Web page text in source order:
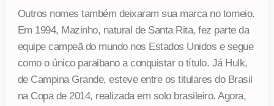
Outros nomes também deixaram sua marca no torneio.
Em 1994, Mazinho, natural de Santa Rita, fez parte da
equipe campeã do mundo nos Estados Unidos e segue
como o único paraibano a conquistar o título. Já Hulk,
de Campina Grande, esteve entre os titulares do Brasil
na Copa de 2014, realizada em solo brasileiro. Agora,